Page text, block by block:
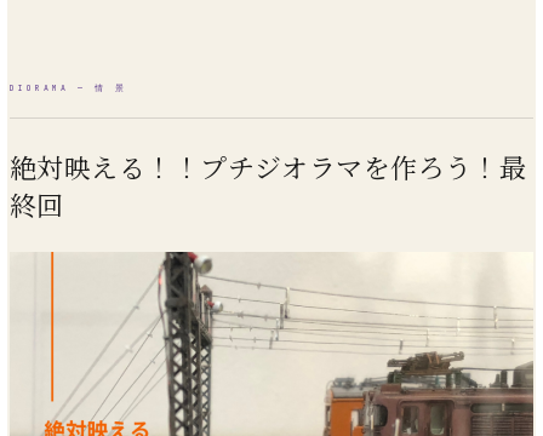
絶対映える！！プチジオラマを作ろう！最
終回